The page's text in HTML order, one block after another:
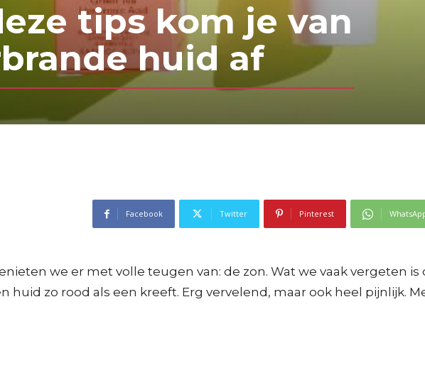
tips kom je van
huid af
Facebook Twitter Pinterest
we er met volle teugen van: de zon. Wat we vaak vergeten
huid zo rood als een kreeft. Erg vervelend, maar ook heel pijnlijk.